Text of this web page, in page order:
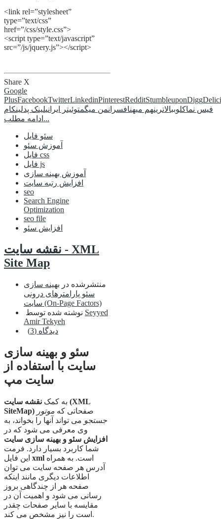
<link rel=”stylesheet”
type=”text/css”
href=”/css/style.css”>
<script type=”text/javascript”
src=”/js/jquery.js”></script>
Share X
Google
PlusFacebookTwitterLinkedinPinterestRedditStumbleuponDigg
فیس نماکلوببالاترینهم میهنافسرانمن میگمتوئیتر ایرانیلینک پدلینکام
ادامه مطلب...
سئو فایل
آموزش سئو
فایل css
فایل js
آموزش بهینه سازی
افزایش رتبه سایت
seo
Search Engine
Optimization
seo file
افزایش سئو
نقشه سایت - XML
Site Map
منتشرشده در بهینه سازی
سئو پارامترهای درونی
سایت (On-Page Factors)
Seyyed
Amir Tekyeh
دیدگاه (3)
سئو و بهینه سازی
سایت با استفاده از
سایت مپ
به کمک نقشه سایت (XML
SiteMap)
صفحاتی که موتور
جستجو می تواند آنها را بخواند، به
وی معرفی می شود که در
افزایش سئو و بهینه سازی سایت
شما کاربرد بسیار دارد. فرمت
xml
آدرس هر صفحه سایت می توان
اطلاعات دیگری مانند اینکه
صفحه هر از چندگاهی بروز
رسانی می شود و اهمیت آن در
مقایسه با سایر صفحات چقدر
است را نیز مشخص می کند.